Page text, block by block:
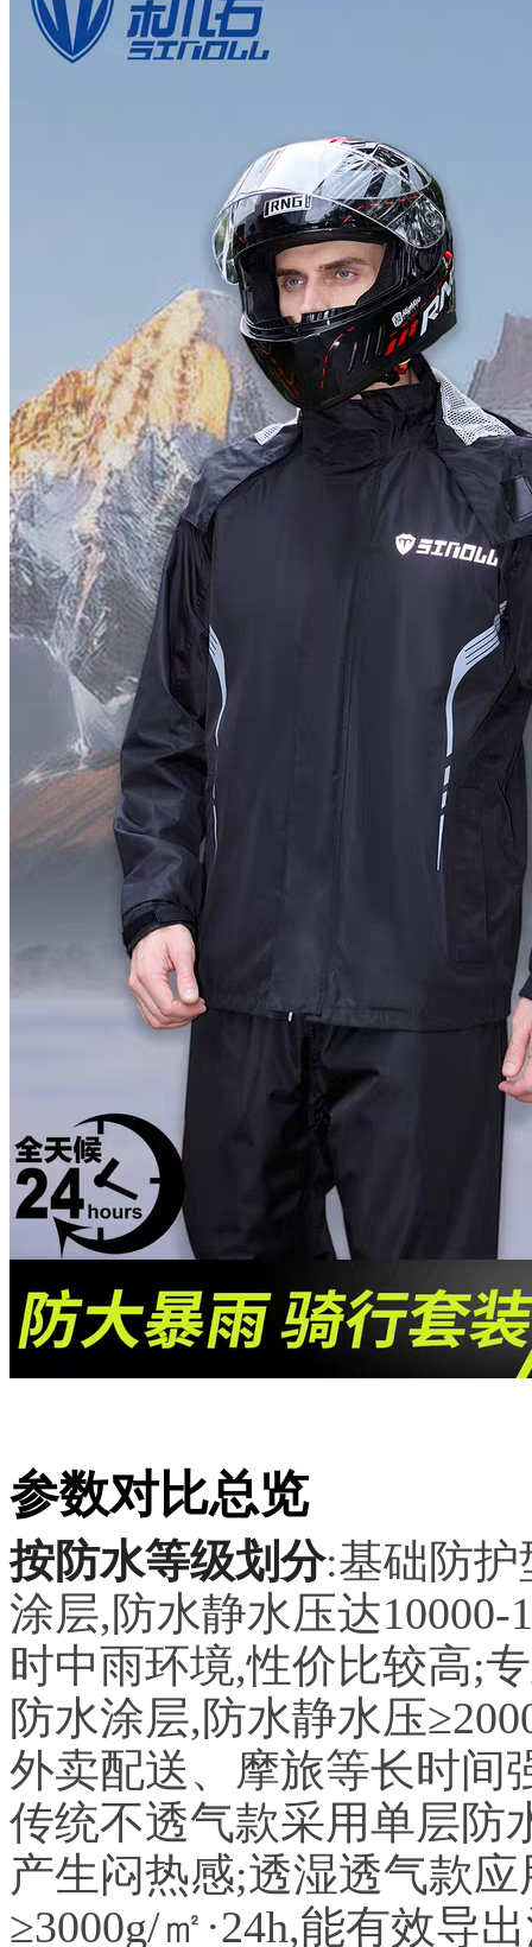
参数对比总览
按防水等级划分:基础防护
涂层,防水静水压达10000-
时中雨环境,性价比较高;
防水涂层,防水静水压
外卖配送、摩旅等长时间
传统不透气款采用单层防
产生闷热感;透湿透气款
≥3000g/㎡·24h,能有效导